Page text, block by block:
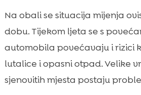
Na obali se situacija mijenja
dobu. Tijekom ljeta se s
automobila povećavaju i rizici
lutalice i opasni otpad. Velike
sjenovitih mjesta postaju